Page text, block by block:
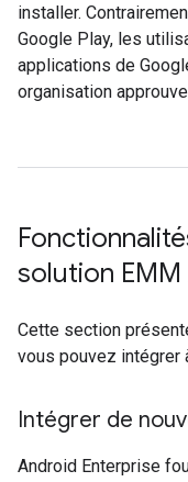
installer.
Google Play, les
applications de
organisation
solution
Cette section
vous pouvez intégrer
Intégrer de
Android Enterprise